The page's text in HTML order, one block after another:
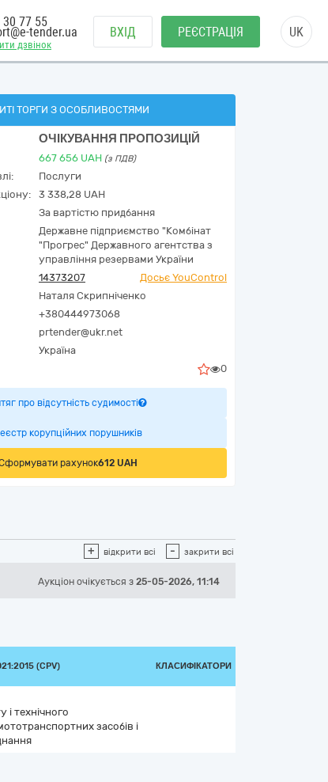
дзвінок
30 77 55
tender.ua ВХІД РЕЄСТРАЦІЯ UK
ТОРГИ З ОСОБЛИВОСТЯМИ
ОЧІКУВАННЯ ПРОПОЗИЦІЙ
667 656 UAH (з ПДВ)
Послуги
3 338,28 UAH
За вартістю придбання
Державне підприємство "Комбінат
"Прогрес" Державного агентства з
управління резервами України
14373207
Досьє YouControl
Наталя Скрипніченко
+380444973068
prtender@ukr.net
Україна
0
про відсутність судимості
корупційних порушників
рахунок612 UAH
+ відкрити всі - закрити всі
Аукціон очікується з 25-05-2026, 11:14
(CPV) КЛАСИФІКАТОРИ
і технічного
засобів і